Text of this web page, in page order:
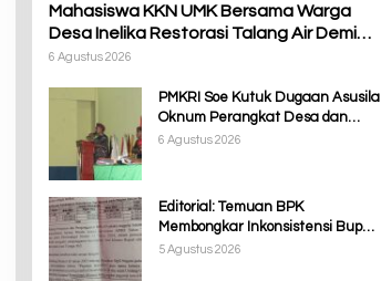
Mahasiswa KKN UMK Bersama Warga
Desa Inelika Restorasi Talang Air Demi
Kelancaran Irigasi Sawah
6 Agustus 2026
PMKRI Soe Kutuk Dugaan Asusila
Oknum Perangkat Desa dan
Guru PPPK, Soroti Ketimpangan
6 Agustus 2026
Editorial: Temuan BPK
Membongkar Inkonsistensi Bupati
Kupang dalam Menjalankan
5 Agustus 2026